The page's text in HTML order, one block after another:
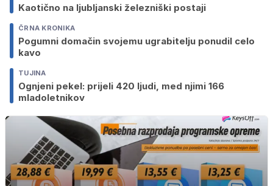
Kaotično na ljubljanski železniški postaji
ČRNA KRONIKA
Pogumni domačin svojemu ugrabitelju ponudil celo
kavo
TUJINA
Ognjeni pekel: prijeli 420 ljudi, med njimi 166
mladoletnikov